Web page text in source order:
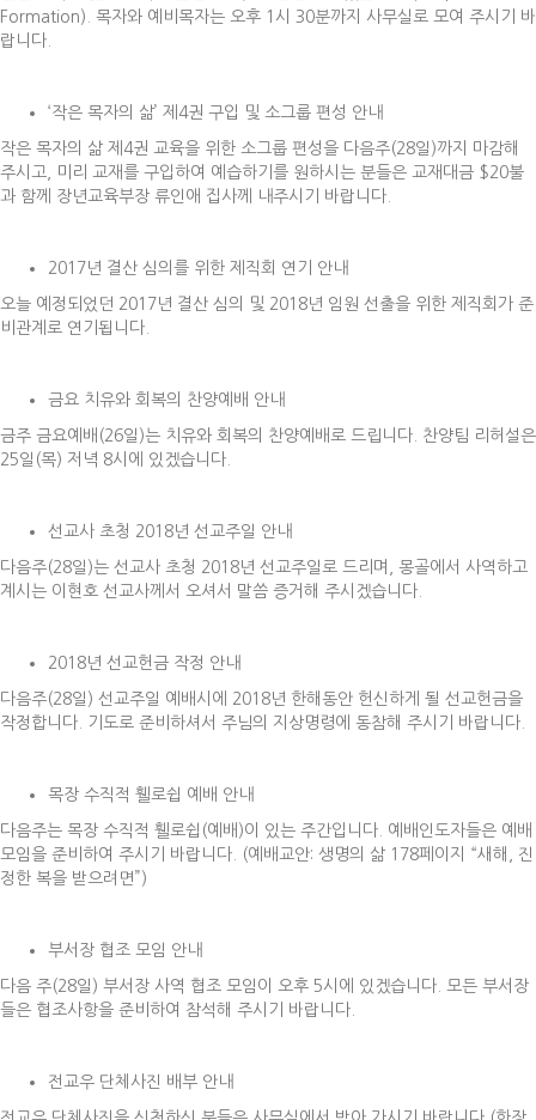
Formation). 목자와 예비목자는 오후 1시 30분까지 사무실로 모여 주시기 바
랍니다.
‘작은 목자의 삶’ 제4권 구입 및 소그룹 편성 안내
작은 목자의 삶 제4권 교육을 위한 소그룹 편성을 다음주(28일)까지 마감해
주시고, 미리 교재를 구입하여 예습하기를 원하시는 분들은 교재대금 $20불
과 함께 장년교육부장 류인애 집사께 내주시기 바랍니다.
2017년 결산 심의를 위한 제직회 연기 안내
오늘 예정되었던 2017년 결산 심의 및 2018년 임원 선출을 위한 제직회가 준
비관계로 연기됩니다.
금요 치유와 회복의 찬양예배 안내
금주 금요예배(26일)는 치유와 회복의 찬양예배로 드립니다. 찬양팀 리허설은
25일(목) 저녁 8시에 있겠습니다.
선교사 초청 2018년 선교주일 안내
다음주(28일)는 선교사 초청 2018년 선교주일로 드리며, 몽골에서 사역하고
계시는 이현호 선교사께서 오셔서 말씀 증거해 주시겠습니다.
2018년 선교헌금 작정 안내
다음주(28일) 선교주일 예배시에 2018년 한해동안 헌신하게 될 선교헌금을
작정합니다. 기도로 준비하셔서 주님의 지상명령에 동참해 주시기 바랍니다.
목장 수직적 휄로쉽 예배 안내
다음주는 목장 수직적 휄로쉽(예배)이 있는 주간입니다. 예배인도자들은 예배
모임을 준비하여 주시기 바랍니다. (예배교안: 생명의 삶 178페이지 “새해, 진
정한 복을 받으려면”)
부서장 협조 모임 안내
다음 주(28일) 부서장 사역 협조 모임이 오후 5시에 있겠습니다. 모든 부서장
들은 협조사항을 준비하여 참석해 주시기 바랍니다.
전교우 단체사진 배부 안내